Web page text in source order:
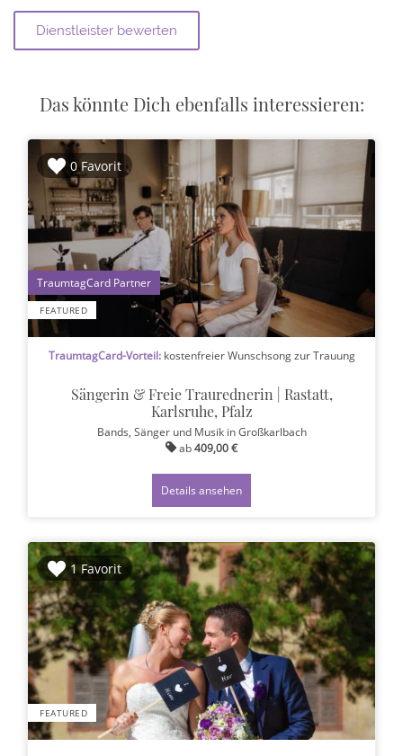
Das könnte Dich ebenfalls interessieren:
0 Favorit
FEATURED
1
TraumtagCard-Vorteil:kostenfreier Wunschsong zur Trauung
Sängerin & Freie Traurednerin | Rastatt,
Karlsruhe, Pfalz
Bands, Sänger und Musik in Großkarlbach
ab409,00 €
Details ansehen
1 Favorit
FEATURED